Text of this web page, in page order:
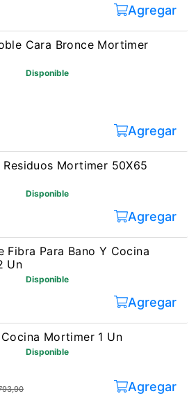
Agregar
Cara Bronce Mortimer
Disponible
Agregar
Residuos Mortimer 50X65
Disponible
Agregar
Fibra Para Bano Y Cocina
Un
Disponible
Agregar
Mortimer 1 Un
Disponible
Agregar